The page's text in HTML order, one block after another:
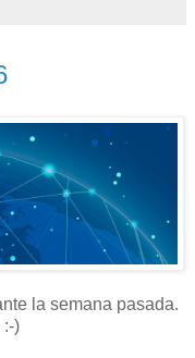
la semana pasada.
:-)